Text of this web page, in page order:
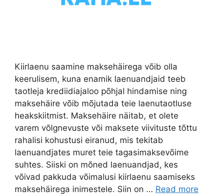
Kiirlaenu saamine maksehäirega võib olla
keerulisem, kuna enamik laenuandjaid teeb
taotleja krediidiajaloo põhjal hindamise ning
maksehäire võib mõjutada teie laenutaotluse
heakskiitmist. Maksehäire näitab, et olete
varem võlgnevuste või maksete viivituste tõttu
rahalisi kohustusi eiranud, mis tekitab
laenuandjates muret teie tagasimaksevõime
suhtes. Siiski on mõned laenuandjad, kes
võivad pakkuda võimalusi kiirlaenu saamiseks
maksehäirega inimestele. Siin on … Read more